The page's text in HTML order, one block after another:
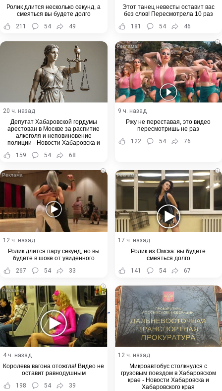
Ролик длится несколько секунд, а
смеяться вы будете долго
211
54 49
Этот танец невесты оставит вас
без слов! Пересмотрела 10 раз
181
54 46
20 ч. назад
Депутат Хабаровской гордумы
арестован в Москве за распитие
алкоголя и неповиновение
полиции - Новости Хабаровска и
159 54 68
i
9 ч. назад
Ржу не переставая, это видео
пересмотришь не раз
122
54 76
i
12 ч. назад
Ролик длится пару секунд, но вы
будете в шоке от увиденного
267
54 33
i
17 ч. назад
Ролик из Омска: вы будете
смеяться долго
141
54 67
i
4 ч. назад
Королева вагона отожгла! Видео не
оставит равнодушным
198
54 39
12 ч. назад
Микроавтобус столкнулся с
грузовым поездом в Хабаровском
крае - Новости Хабаровска и
Хабаровского края